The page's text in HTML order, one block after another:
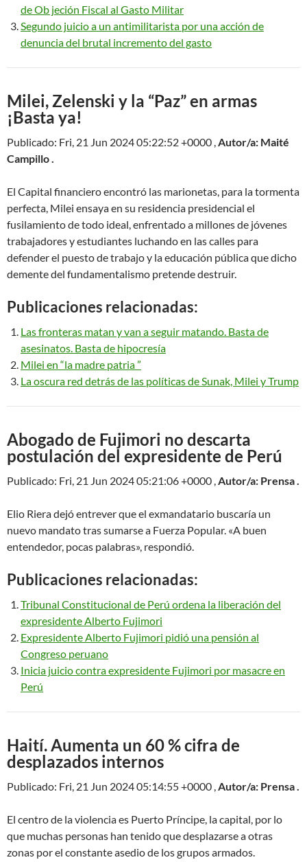
de Ob jeción Fiscal al Gasto Militar
Segundo juicio a un antimilitarista por una acción de
denuncia del brutal incremento del gasto
Milei, Zelenski y la “Paz” en armas
¡Basta ya!
Publicado: Fri, 21 Jun 2024 05:22:52 +0000 ,Autor/a: Maité
Campillo .
El Capital financiero encontró las marionetas, para la tormenta
perfecta, Milei ensaya en su residencia presidencial el
fusilamiento de todo ideal, enfrentado a millones de jóvenes
trabajadores y estudiantes luchando en las calles para
defender el puesto de trabajo y la educación pública que dicho
demente del fundamentalismo pretende destruir.
Publicaciones relacionadas:
Las fronteras matan y van a seguir matando. Basta de
asesinatos. Basta de hipocresía
Milei en “la madre patria ”
La oscura red detrás de las políticas de Sunak, Milei y Trump
Abogado de Fujimori no descarta
postulación del expresidente de Perú
Publicado: Fri, 21 Jun 2024 05:21:06 +0000 ,Autor/a: Prensa .
Elio Riera dejó entrever que el exmandatario buscaría un
nuevo mandato tras sumarse a Fuerza Popular. «A buen
entendedor, pocas palabras», respondió.
Publicaciones relacionadas:
Tribunal Constitucional de Perú ordena la liberación del
expresidente Alberto Fujimori
Expresidente Alberto Fujimori pidió una pensión al
Congreso peruano
Inicia juicio contra expresidente Fujimori por masacre en
Perú
Haití. Aumenta un 60 % cifra de
desplazados internos
Publicado: Fri, 21 Jun 2024 05:14:55 +0000 ,Autor/a: Prensa .
El centro de la violencia es Puerto Príncipe, la capital, por lo
que muchas personas han tenido que desplazarse a otras
zonas por el constante asedio de los grupos armados.